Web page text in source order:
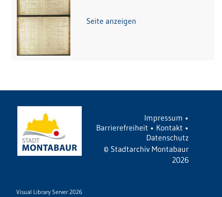
Seite anzeigen
Impressum •
Barrierefreiheit • Kontakt •
Datenschutz
© Stadtarchiv Montabaur
2026
Visual Library Server 2026